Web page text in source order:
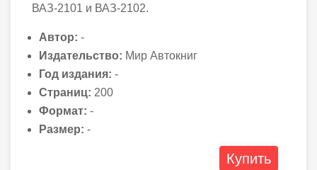
ВАЗ-2101 и ВАЗ-2102.
Автор: -
Издательство: Мир Автокниг
Год издания: -
Страниц: 200
Формат: -
Размер: -
Купить